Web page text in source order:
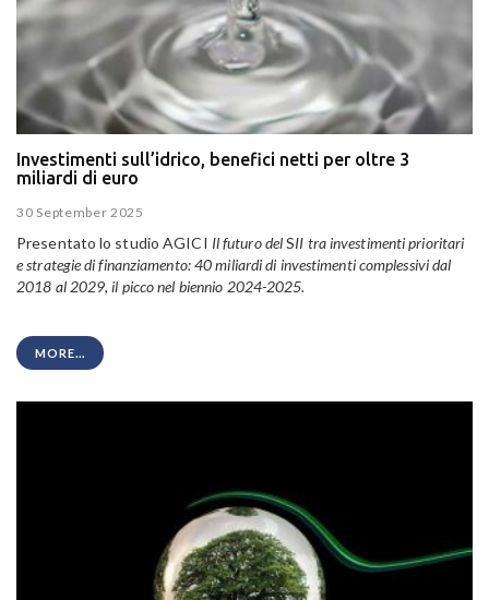
Investimenti sull’idrico, benefici netti per oltre 3
miliardi di euro
30 September 2025
Presentato lo studio AGICI Il futuro delSII tra investimenti prioritari
e strategie di finanziamento:40 miliardi di investimenti complessivi dal
2018 al 2029, il picco nel biennio 2024-2025.
MORE...